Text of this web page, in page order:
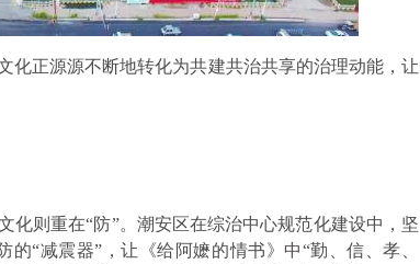
化正源源不断地转化为共建共治共享的治理动能，让
化则重在“防”。潮安区在综治中心规范化建设中，坚
“减震器”，让《给阿嬷的情书》中“勤、信、孝、